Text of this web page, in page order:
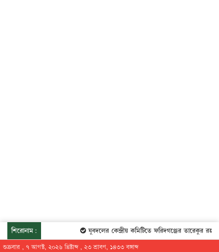
শিরোনাম: যুবদলের কেন্দ্রীয় কমিটিতে ফরিদগঞ্জের তারেকুর রহমান
শুক্রবার , ৭ আগস্ট, ২০২৬ খ্রিষ্টাব্দ , ২৩ শ্রাবণ, ১৪৩৩ বঙ্গাব্দ